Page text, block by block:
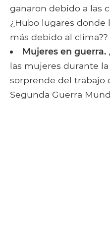
ganaron debido a las
¿Hubo lugares donde
más debido al clima??
Mujeres en guerra.
las mujeres durante
sorprende del trabajo
Segunda Guerra